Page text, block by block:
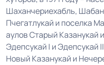
Шаханчериехабль,
Пчегатлукай и поселка
аулов Старый Казанукай
Эдепсукай I и Эдепсукай
Новый Казанукай и